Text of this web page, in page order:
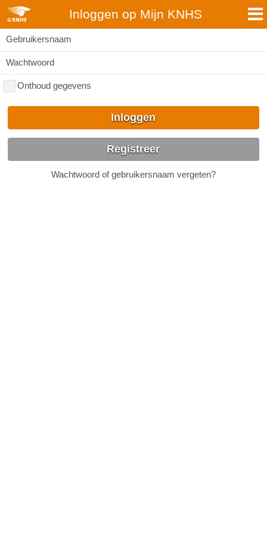
Inloggen op Mijn KNHS
Gebruikersnaam
Wachtwoord
Onthoud gegevens
Inloggen
Registreer
Wachtwoord of gebruikersnaam vergeten?